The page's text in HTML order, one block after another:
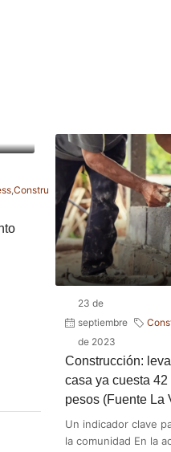
,Construction,Economia, Informes,
23 de
septiembre
de 2023
Construcción:
casa ya cuesta
pesos (Fuente La
Un indicador clave
la comunidad En la